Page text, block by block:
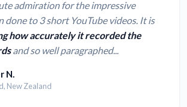
admiration for the impressive
done to 3 short YouTube videos. It is
how accurately it recorded the
and so well paragraphed...
N.
New Zealand